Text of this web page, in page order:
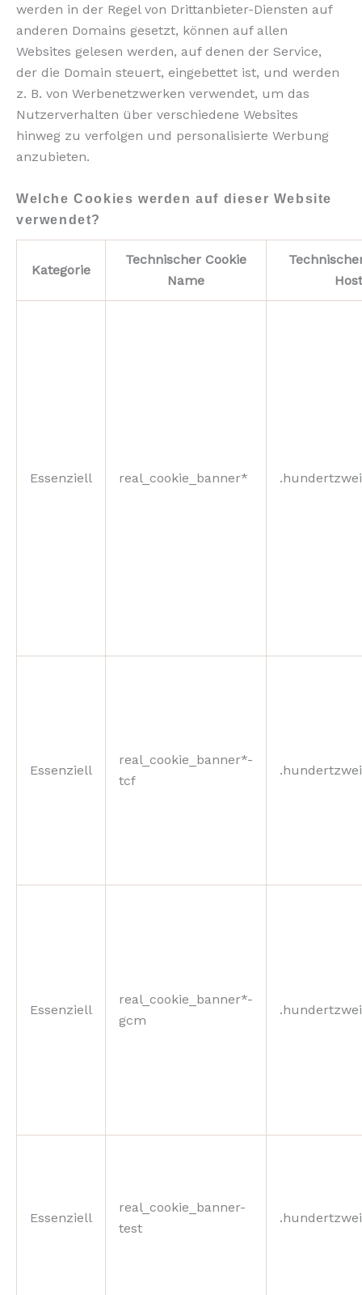
werden in der Regel von Drittanbieter-Diensten auf
anderen Domains gesetzt, können auf allen
Websites gelesen werden, auf denen der Service,
der die Domain steuert, eingebettet ist, und werden
z. B. von Werbenetzwerken verwendet, um das
Nutzerverhalten über verschiedene Websites
hinweg zu verfolgen und personalisierte Werbung
anzubieten.
Welche Cookies werden auf dieser Website
verwendet?
Kategorie
Technischer Cookie
Name
Host
Essenziell real_cookie_banner*
Essenziell
real_cookie_banner*-
tcf
Essenziell
real_cookie_banner*-
gcm
Essenziell
real_cookie_banner-
test